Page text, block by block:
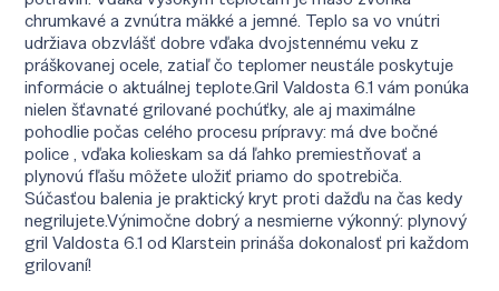
chrumkavé a zvnútra mäkké a jemné. Teplo sa vo vnútri
udržiava obzvlášť dobre vďaka dvojstennému veku z
práškovanej ocele, zatiaľ čo teplomer neustále poskytuje
informácie o aktuálnej teplote.Gril Valdosta 6.1 vám ponúka
nielen šťavnaté grilované pochúťky, ale aj maximálne
pohodlie počas celého procesu prípravy: má dve bočné
police , vďaka kolieskam sa dá ľahko premiestňovať a
plynovú fľašu môžete uložiť priamo do spotrebiča.
Súčasťou balenia je praktický kryt proti dažďu na čas kedy
negrilujete.Výnimočne dobrý a nesmierne výkonný: plynový
gril Valdosta 6.1 od Klarstein prináša dokonalosť pri každom
grilovaní!